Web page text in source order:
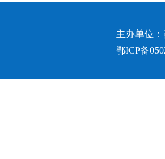
主办单位
鄂ICP备